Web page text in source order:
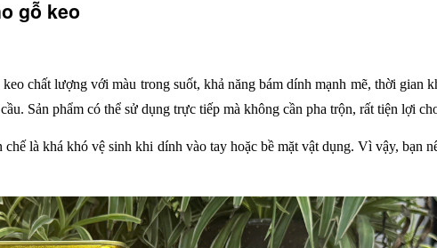
gỗ keo
chất lượng với màu trong suốt, khả năng bám dính mạnh mẽ, thời gian
Sản phẩm có thể sử dụng trực tiếp mà không cần pha trộn, rất tiện lợi
là khá khó vệ sinh khi dính vào tay hoặc bề mặt vật dụng. Vì vậy, bạn